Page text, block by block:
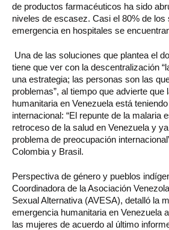
de productos farmacéuticos ha sido
niveles de escasez. Casi el 80% de los
emergencia en hospitales se
Una de las soluciones que plantea el
tiene que ver con la descentralización
una estrategia; las personas son las
problemas”, al tiempo que advierte que
humanitaria en Venezuela está
internacional: “El repunte de la malaria
retroceso de la salud en Venezuela y
problema de preocupación
Colombia y Brasil.
Perspectiva de género y pueblos
Coordinadora de la Asociación
Sexual Alternativa (AVESA), detalló la
emergencia humanitaria en Venezuela
las mujeres de acuerdo al último